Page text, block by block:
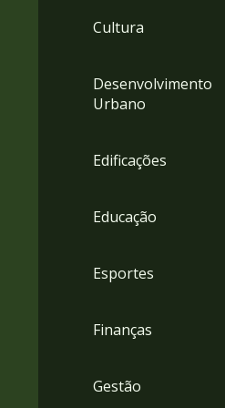
Cultura
Desenvolvimento
Urbano
Edificações
Educação
Esportes
Finanças
Gestão